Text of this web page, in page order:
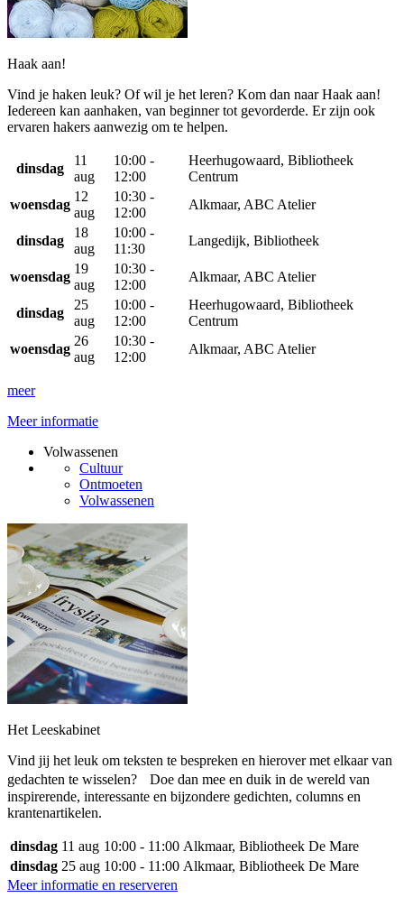
Haak aan!
Vind je haken leuk? Of wil je het leren? Kom dan naar Haak aan!
Iedereen kan aanhaken, van beginner tot gevorderde. Er zijn ook
ervaren hakers aanwezig om te helpen.
dinsdag
11
aug
10:00 -
12:00
Heerhugowaard, Bibliotheek
Centrum
woensdag
12
aug
10:30 -
12:00
Alkmaar, ABC Atelier
dinsdag
18
aug
10:00 -
11:30
Langedijk, Bibliotheek
woensdag
19
aug
10:30 -
12:00
Alkmaar, ABC Atelier
dinsdag
25
aug
10:00 -
12:00
Heerhugowaard, Bibliotheek
Centrum
woensdag
26
aug
10:30 -
12:00
Alkmaar, ABC Atelier
meer
Meer informatie
Volwassenen
Cultuur
Ontmoeten
Volwassenen
Het Leeskabinet
Vind jij het leuk om teksten te bespreken en hierover met elkaar van
gedachten te wisselen? Doe dan mee en duik in de wereld van
inspirerende, interessante en bijzondere gedichten, columns en
krantenartikelen.
dinsdag 11 aug 10:00 - 11:00 Alkmaar, Bibliotheek De Mare
dinsdag 25 aug 10:00 - 11:00 Alkmaar, Bibliotheek De Mare
Meer informatie en reserveren